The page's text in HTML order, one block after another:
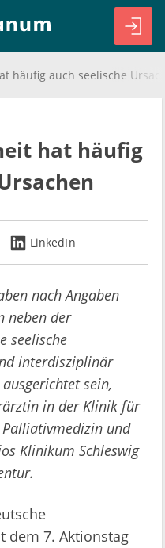
hat häufig
LinkedIn
nach Angaben
neben der
seelische
interdisziplinär
sein,
in der Klinik für
und
Klinikum Schleswig
dem 7. Aktionstag